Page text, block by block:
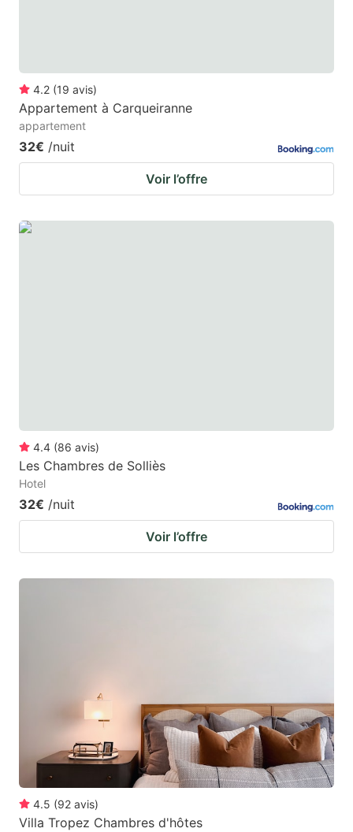
4.2 (19 avis)
Appartement à Carqueiranne
appartement
32€ /nuit
Voir l’offre
4.4 (86 avis)
Les Chambres de Solliès
Hotel
32€ /nuit
Voir l’offre
4.5 (92 avis)
Villa Tropez Chambres d'hôtes